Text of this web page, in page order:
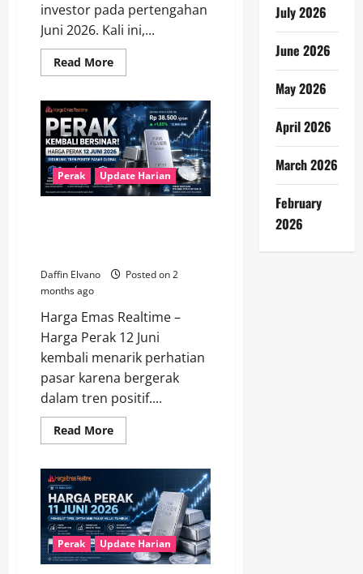
investor pada pertengahan
Juni 2026. Kali ini,...
Read MoreRead
more
Perak
13
Juni
Terbaru
Naik
Tipis,
Prospek
Investasi
Tetap
Perak Update Harian
Daffin Elvano
Posted on 2
months ago
Harga Emas Realtime –
Harga Perak 12 Juni
kembali menarik perhatian
pasar karena bergerak
dalam tren positif....
Read MoreRead
more
Bersinar!
Harga
12
Juni
2026
Didukung
Tren
Positif
Perak Update Harian
July 2026
June 2026
May 2026
April 2026
March 2026
February
2026